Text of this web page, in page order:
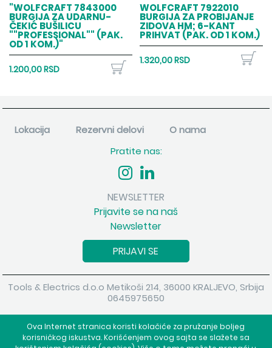
Ova Internet stranica koristi kolačiće za pružanje boljeg
korisničkog iskustva. Korišćenjem ovog sajta se slažete sa
"WOLFCRAFT 7843000
BURGIJA ZA UDARNU-
ČEKIĆ BUŠILICU
""PROFESSIONAL"" (PAK.
OD 1 KOM.)"
1.200,00 RSD
WOLFCRAFT 7922010
BURGIJA ZA PROBIJANJE
ZIDOVA HM; 6-KANT
PRIHVAT (PAK. OD 1 KOM.)
1.320,00 RSD
Lokacija Rezervni delovi
O nama
Pratite nas:
NEWSLETTER
Prijavite se na naš
Newsletter
PRIJAVI SE
Tools & Electrics d.o.o Metikoši 214, 36000 KRALJEVO, Srbija
0645975650
Powered byshopen.com